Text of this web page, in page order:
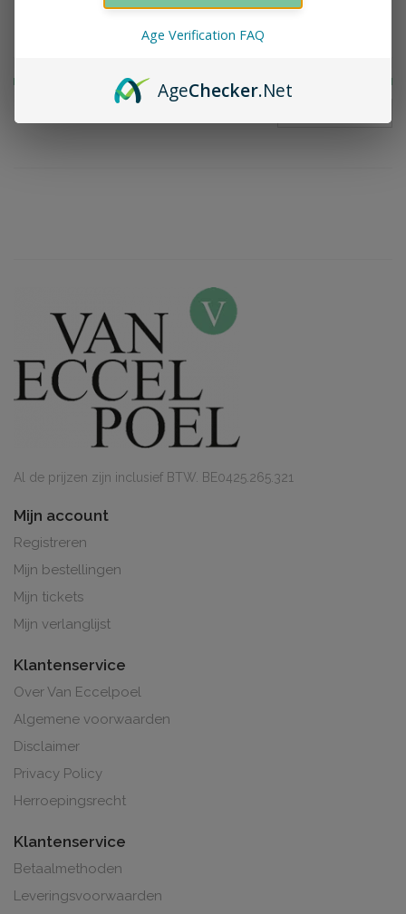
Al de prijzen zijn inclusief BTW. BE0425.265.321
Mijn account
Registreren
Mijn bestellingen
Mijn tickets
Mijn verlanglijst
Klantenservice
Over Van Eccelpoel
Algemene voorwaarden
Disclaimer
Privacy Policy
Herroepingsrecht
Klantenservice
Betaalmethoden
Leveringsvoorwaarden
Age Verification FAQ
AgeChecker.Net